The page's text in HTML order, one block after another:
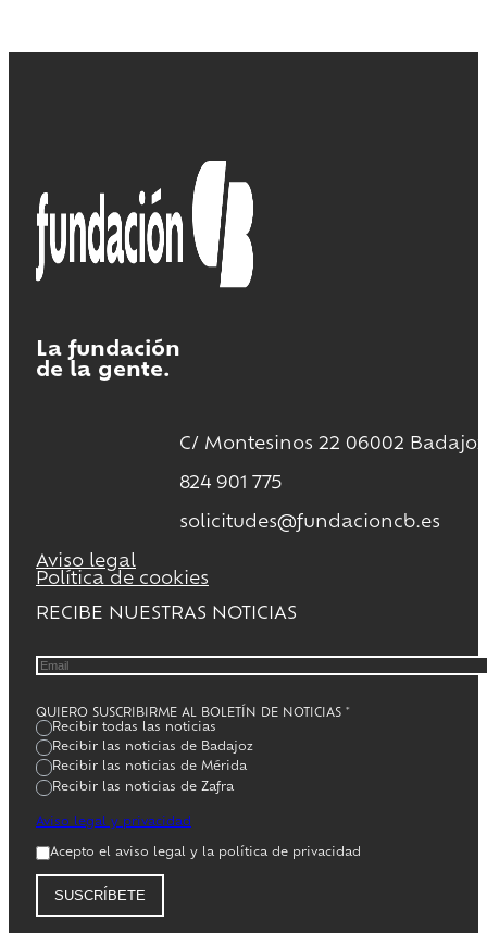
La fundación
de la gente.
C/ Montesinos 22 06002 Badajoz
824 901 775
solicitudes@fundacioncb.es
Aviso legal
Política de cookies
RECIBE NUESTRAS NOTICIAS
QUIERO SUSCRIBIRME AL BOLETÍN DE NOTICIAS *
Recibir todas las noticias
Recibir las noticias de Badajoz
Recibir las noticias de Mérida
Recibir las noticias de Zafra
Aviso legal y privacidad
Acepto el aviso legal y la política de privacidad
SUSCRÍBETE